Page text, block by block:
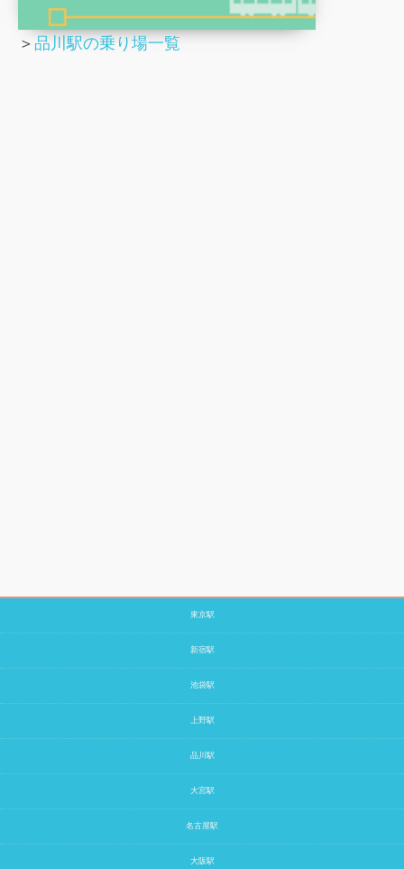
＞ 品川駅の乗り場一覧
東京駅
新宿駅
池袋駅
上野駅
品川駅
大宮駅
名古屋駅
大阪駅